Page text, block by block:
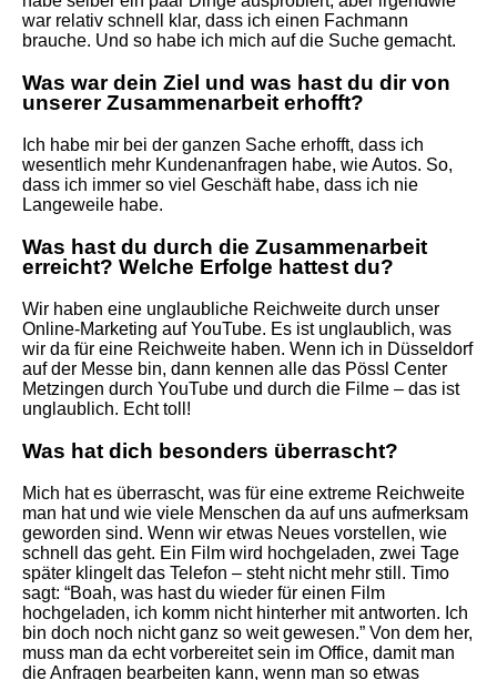
war relativ schnell klar, dass ich einen Fachmann
brauche. Und so habe ich mich auf die Suche gemacht.
Was war dein Ziel und was hast du dir von
unserer Zusammenarbeit erhofft?
Ich habe mir bei der ganzen Sache erhofft, dass ich
wesentlich mehr Kundenanfragen habe, wie Autos. So,
dass ich immer so viel Geschäft habe, dass ich nie
Langeweile habe.
Was hast du durch die Zusammenarbeit
erreicht? Welche Erfolge hattest du?
Wir haben eine unglaubliche Reichweite durch unser
Online-Marketing auf YouTube. Es ist unglaublich, was
wir da für eine Reichweite haben. Wenn ich in Düsseldorf
auf der Messe bin, dann kennen alle das Pössl Center
Metzingen durch YouTube und durch die Filme – das ist
unglaublich. Echt toll!
Was hat dich besonders überrascht?
Mich hat es überrascht, was für eine extreme Reichweite
man hat und wie viele Menschen da auf uns aufmerksam
geworden sind. Wenn wir etwas Neues vorstellen, wie
schnell das geht. Ein Film wird hochgeladen, zwei Tage
später klingelt das Telefon – steht nicht mehr still. Timo
sagt: “Boah, was hast du wieder für einen Film
hochgeladen, ich komm nicht hinterher mit antworten. Ich
bin doch noch nicht ganz so weit gewesen.” Von dem her,
muss man da echt vorbereitet sein im Office, damit man
die Anfragen bearbeiten kann, wenn man so etwas